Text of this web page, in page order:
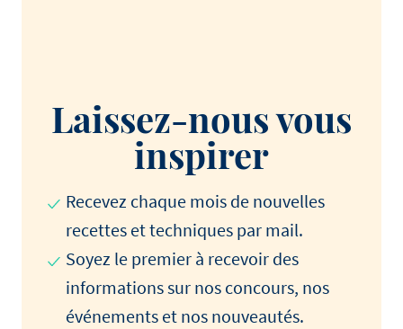
Laissez-nous vous
inspirer
Recevez chaque mois de nouvelles
recettes et techniques par mail.
Soyez le premier à recevoir des
informations sur nos concours, nos
événements et nos nouveautés.